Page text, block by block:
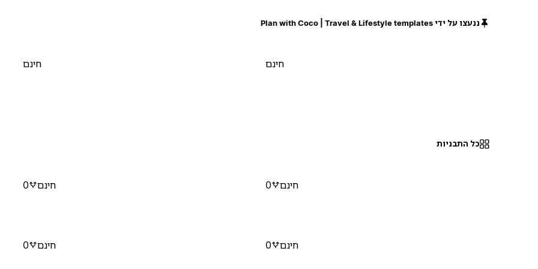
ננעצו על ידי Plan with Coco | Travel & Lifestyle templates
חינם חינם
כל התבניות
חינם 0 חינם 0
חינם 0 חינם 0